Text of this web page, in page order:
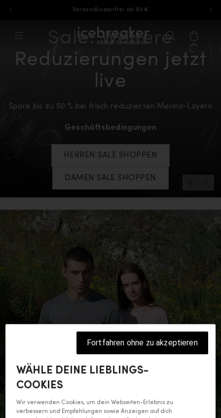
Zum Inhalt springenVersandkostenfrei ab 85 €
icebreaker®, zur Startseite von
Suchen
Sale: Weitere
Reduzierungen jetzt
live
Spare bis zu 50 % bei frisch reduzierten Merino-Layern
Geschäftsbedingungen
HERREN SALE SHOPPEN
DAMEN SALE SHOPPEN
WÄHLE DEINE LIEBLINGS-
COOKIES
Wir verwenden Cookies, um dein Webseiten-Erlebnis zu
verbessern und Empfehlungen sowie Anzeigen auf dich
Fortfahren ohne zu akzeptieren